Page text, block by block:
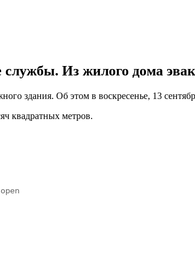
Из жилого дома
здания. Об этом в воскресенье, 13
квадратных метров.